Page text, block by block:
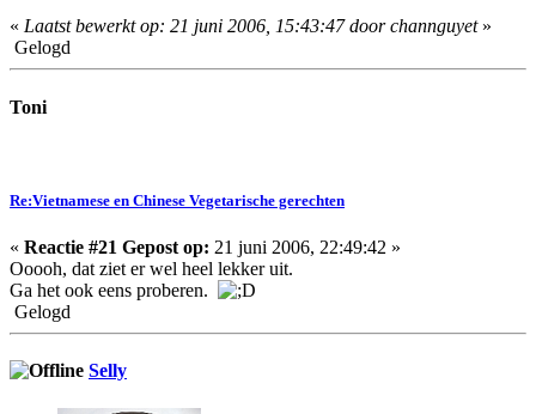
« Laatst bewerkt op: 21 juni 2006, 15:43:47 door channguyet»
Gelogd
Toni
Re:Vietnamese en Chinese Vegetarische gerechten
« Reactie #21 Gepost op: 21 juni 2006, 22:49:42 »
Ooooh, dat ziet er wel heel lekker uit.
Ga het ook eens proberen.
Gelogd
Selly